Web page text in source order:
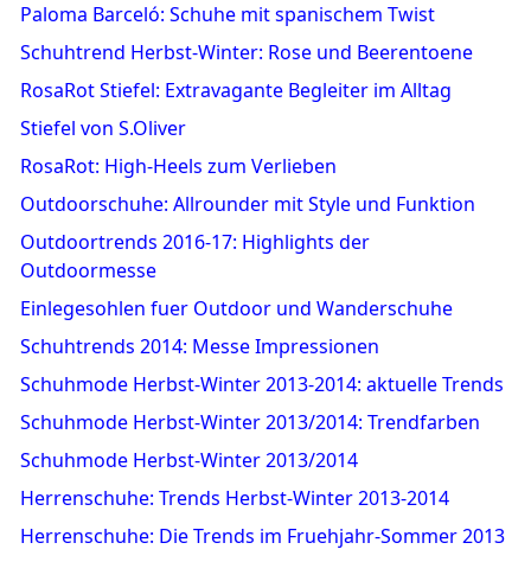
Paloma Barceló: Schuhe mit spanischem Twist
Schuhtrend Herbst-Winter: Rose und Beerentoene
RosaRot Stiefel: Extravagante Begleiter im Alltag
Stiefel von S.Oliver
RosaRot: High-Heels zum Verlieben
Outdoorschuhe: Allrounder mit Style und Funktion
Outdoortrends 2016-17: Highlights der
Outdoormesse
Einlegesohlen fuer Outdoor und Wanderschuhe
Schuhtrends 2014: Messe Impressionen
Schuhmode Herbst-Winter 2013-2014: aktuelle Trends
Schuhmode Herbst-Winter 2013/2014: Trendfarben
Schuhmode Herbst-Winter 2013/2014
Herrenschuhe: Trends Herbst-Winter 2013-2014
Herrenschuhe: Die Trends im Fruehjahr-Sommer 2013